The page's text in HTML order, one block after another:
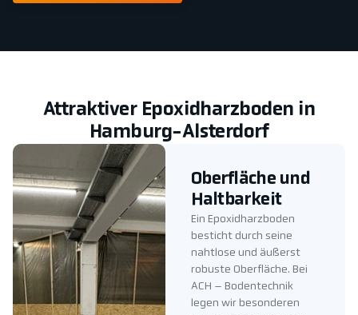
Attraktiver Epoxidharzboden in
Hamburg-Alsterdorf
Oberfläche und
Haltbarkeit
Ein Epoxidharzboden
besticht durch seine
nahtlose und äußerst
robuste Oberfläche. Bei
ACH – Bodentechnik
legen wir besonderen